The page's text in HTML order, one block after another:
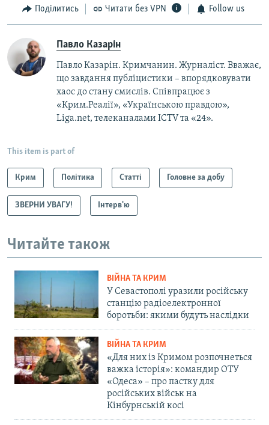
Поділитись Читати без VPN Follow us
Павло Казарін
Павло Казарін. Кримчанин. Журналіст. Вважає,
що завдання публіцистики – впорядковувати
хаос до стану смислів. Співпрацює з
«Крим.Реалії», «Українською правдою»,
Liga.net, телеканалами ICTV та «24».
This item is part of
Крим Політика Статті Головне за добу
ЗВЕРНИ УВАГУ! Інтерв'ю
Читайте також
ВІЙНА ТА КРИМ
У Севастополі уразили російську
станцію радіоелектронної
боротьби: якими будуть наслідки
ВІЙНА ТА КРИМ
«Для них із Кримом розпочнеться
важка історія»: командир ОТУ
«Одеса» – про пастку для
російських військ на
Кінбурнській косі